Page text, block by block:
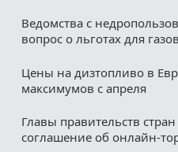
Ведомства с
вопрос о льготах для
Цены на дизтопливо в
максимумов с апреля
Главы правительств
соглашение об онлайн-